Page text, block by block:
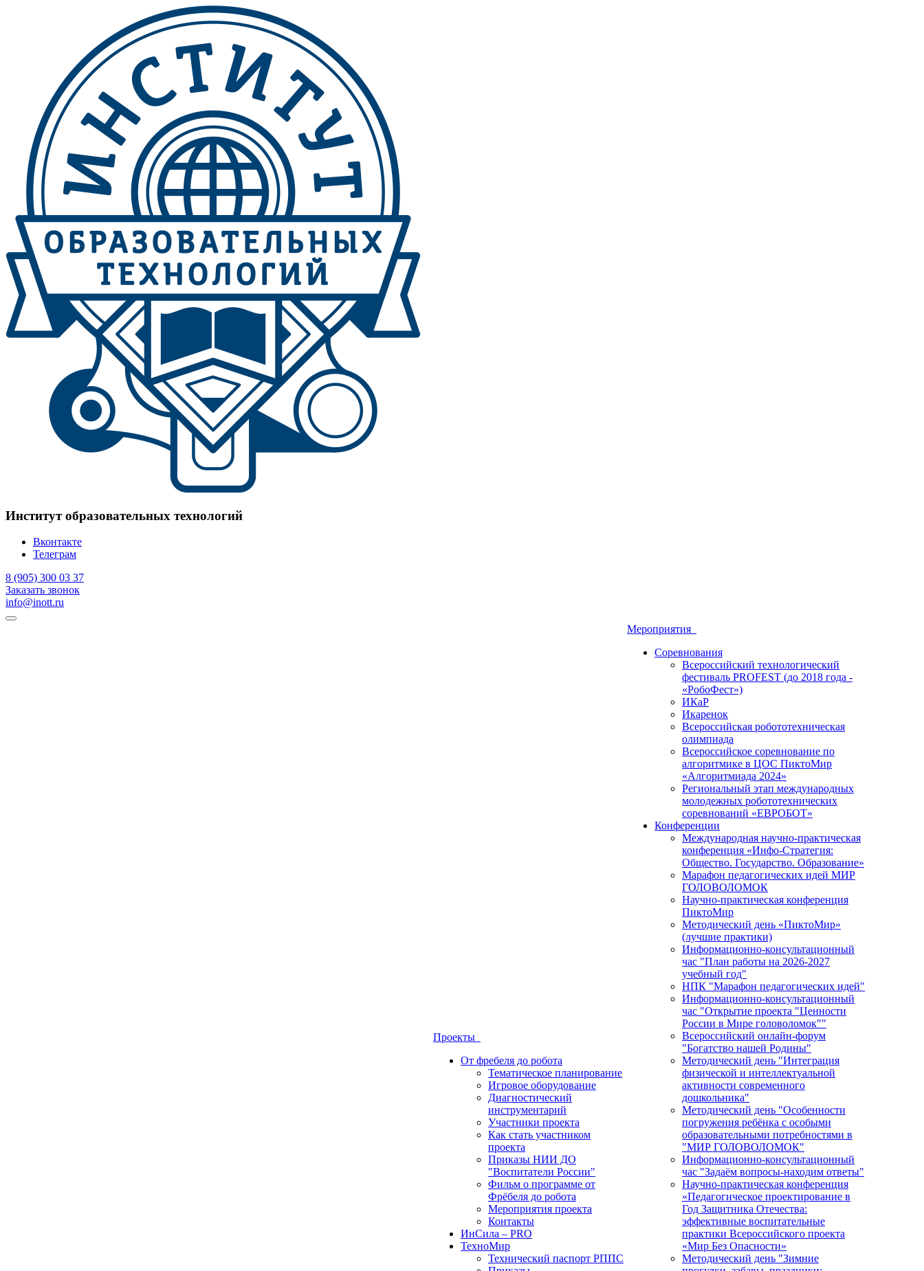
Институт образовательных технологий
Вконтакте
Телеграм
8 (905) 300 03 37
Заказать звонок
info@inott.ru
Проекты
От фребеля до робота
Тематическое планирование
Игровое оборудование
Диагностический
инструментарий
Участники проекта
Как стать участником
проекта
Приказы НИИ ДО
"Воспитатели России"
Фильм о программе от
Фрёбеля до робота
Мероприятия проекта
Контакты
ИнСила – PRO
ТехноМир
Технический паспорт РППС
Мероприятия
Соревнования
Всероссийский технологический
фестиваль PROFEST (до 2018 года -
«РобоФест»)
ИКаР
Икаренок
Всероссийская робототехническая
олимпиада
Всероссийское соревнование по
алгоритмике в ЦОС ПиктоМир
«Алгоритмиада 2024»
Региональный этап международных
молодежных робототехнических
соревнований «ЕВРОБОТ»
Конференции
Международная научно-практическая
конференция «Инфо-Стратегия:
Общество. Государство. Образование»
Марафон педагогических идей МИР
ГОЛОВОЛОМОК
Научно-практическая конференция
ПиктоМир
Методический день «ПиктоМир»
(лучшие практики)
Информационно-консультационный
час "План работы на 2026-2027
учебный год"
НПК "Марафон педагогических идей"
Информационно-консультационный
час "Открытие проекта "Ценности
России в Мире головоломок""
Всероссийский онлайн-форум
"Богатство нашей Родины"
Методический день "Интеграция
физической и интеллектуальной
активности современного
дошкольника"
Методический день "Особенности
погружения ребёнка с особыми
образовательными потребностями в
"МИР ГОЛОВОЛОМОК"
Информационно-консультационный
час "Задаём вопросы-находим ответы"
Научно-практическая конференция
«Педагогическое проектирование в
Год Защитника Отечества:
эффективные воспитательные
практики Всероссийского проекта
«Мир Без Опасности»
Методический день "Зимние